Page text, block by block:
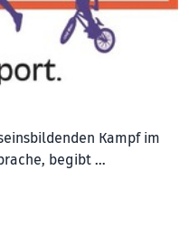
Kampf im
begibt …